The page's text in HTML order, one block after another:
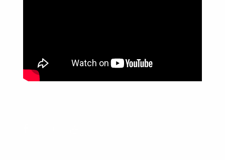
WhatsApp: (17) 99268-0565